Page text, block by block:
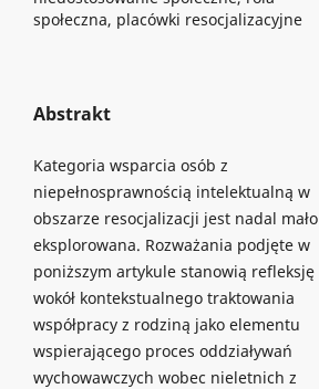
społeczna, placówki resocjalizacyjne
Abstrakt
Kategoria wsparcia osób z
niepełnosprawnością intelektualną w
obszarze resocjalizacji jest nadal mało
eksplorowana. Rozważania podjęte w
poniższym artykule stanowią refleksję
wokół kontekstualnego traktowania
współpracy z rodziną jako elementu
wspierającego proces oddziaływań
wychowawczych wobec nieletnich z